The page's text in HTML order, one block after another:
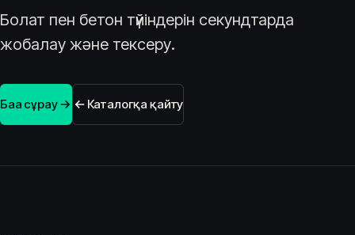
Болат пен бетон түйіндерін секундтарда
жобалау және тексеру.
Баға сұрау Каталогқа қайту